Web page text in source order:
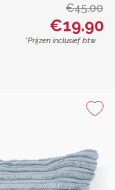
€45.00
€19.90
*Prijzen inclusief btw